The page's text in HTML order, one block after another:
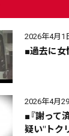
2026年4月1
■過去に女
2026年4月
■『謝って
疑い"トク
配信日
カテゴリ